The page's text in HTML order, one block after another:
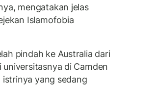
mengatakan jelas
Islamofobia
pindah ke Australia dari
di Camden
istrinya yang sedang